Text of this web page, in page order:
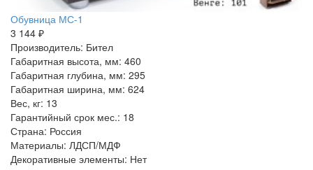
Обувница МС-1
3 144 ₽
Производитель: Бител
Габаритная высота, мм: 460
Габаритная глубина, мм: 295
Габаритная ширина, мм: 624
Вес, кг: 13
Гарантийный срок мес.: 18
Страна: Россия
Материалы: ЛДСП/МДФ
Декоративные элементы: Нет